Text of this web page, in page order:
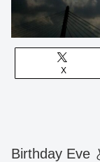
X
Birthday Eve